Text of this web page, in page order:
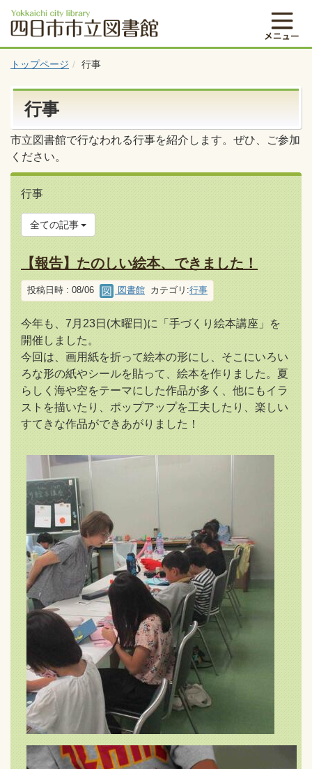
トップページ 行事
行事
市立図書館で行なわれる行事を紹介します。ぜひ、ご参加
ください。
行事
全ての記事
【報告】たのしい絵本、できました！
投稿日時 : 08/06 図書館 カテゴリ:行事
今年も、7月23日(木曜日)に「手づくり絵本講座」を
開催しました。
今回は、画用紙を折って絵本の形にし、そこにいろい
ろな形の紙やシールを貼って、絵本を作りました。夏
らしく海や空をテーマにした作品が多く、他にもイラ
ストを描いたり、ポップアップを工夫したり、楽しい
すてきな作品ができあがりました！